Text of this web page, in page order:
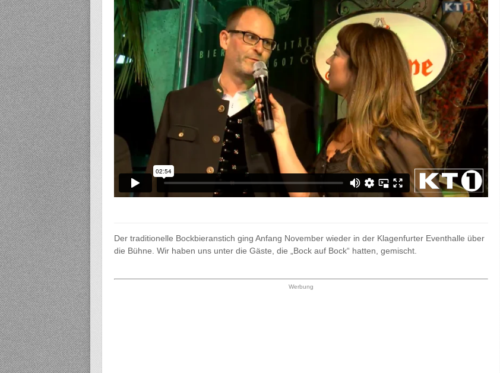
Der traditionelle Bockbieranstich ging Anfang November wieder in der Klagenfurter Eventhalle über
die Bühne. Wir haben uns unter die Gäste, die „Bock auf Bock“ hatten, gemischt.
Werbung